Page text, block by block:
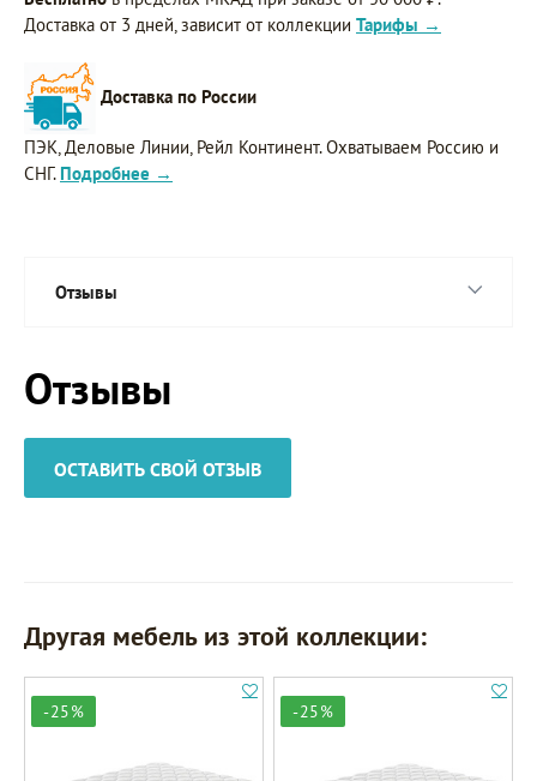
Доставка от 3 дней, зависит от коллекции Тарифы →
Доставка по России
ПЭК, Деловые Линии, Рейл Континент. Охватываем Россию и
СНГ. Подробнее →
Отзывы
Отзывы
ОСТАВИТЬ СВОЙ ОТЗЫВ
Другая мебель из этой коллекции:
-25% -25%